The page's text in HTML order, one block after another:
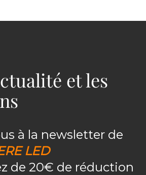
et les
à la newsletter de
LED
de 20€ de réduction